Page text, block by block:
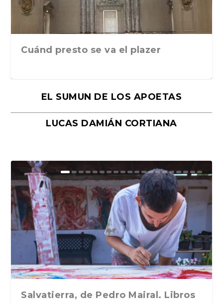
Cuánd presto se va el plazer
Moral, de Lyra Ekström Lindbäck.
Traducción de Car...
Revolución, de Hugo Gonçalves.
Libros del Asteroid...
«La música ha sido el gran amor de
mi vida». Esthe...
«El barman del Ritz», de Philippe
Collin. Traducci...
Mañanas de editorial, noches de
Bocaccio
EL SUMUN DE LOS APOETAS
LUCAS DAMIÁN CORTIANA
Salvatierra, de Pedro Mairal. Libros